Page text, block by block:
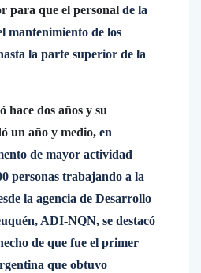
para que el personal de la
mantenimiento de los
la parte superior de la
hace dos años y su
un año y medio, en
de mayor actividad
personas trabajando a la
la agencia de Desarrollo
ADI-NQN, se destacó
de que fue el primer
que obtuvo